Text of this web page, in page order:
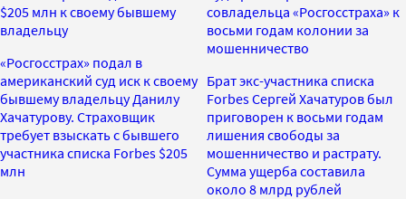
$205 млн к своему бывшему
владельцу
«Росгосстрах» подал в
американский суд иск к своему
бывшему владельцу Данилу
Хачатурову. Страховщик
требует взыскать с бывшего
участника списка Forbes $205
млн
совладельца «Росгосстраха» к
восьми годам колонии за
мошенничество
Брат экс-участника списка
Forbes Сергей Хачатуров был
приговорен к восьми годам
лишения свободы за
мошенничество и растрату.
Сумма ущерба составила
около 8 млрд рублей